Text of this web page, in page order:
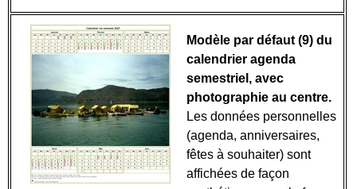
Modèle par défaut (9) du
calendrier agenda
semestriel, avec
photographie au centre.
Les données personnelles
(agenda, anniversaires,
fêtes à souhaiter) sont
affichées de façon